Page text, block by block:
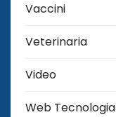
Vaccini
Veterinaria
Video
Web Tecnologia